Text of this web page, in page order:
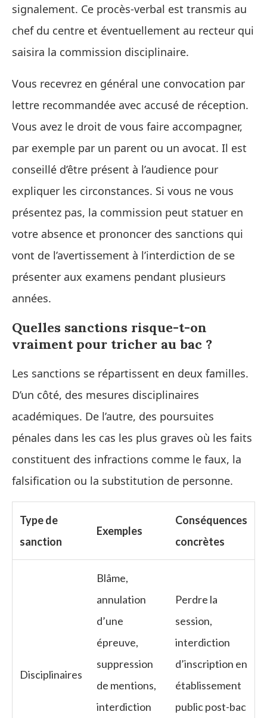
signalement. Ce procès-verbal est transmis au
chef du centre et éventuellement au recteur qui
saisira la commission disciplinaire.
Vous recevrez en général une convocation par
lettre recommandée avec accusé de réception.
Vous avez le droit de vous faire accompagner,
par exemple par un parent ou un avocat. Il est
conseillé d’être présent à l’audience pour
expliquer les circonstances. Si vous ne vous
présentez pas, la commission peut statuer en
votre absence et prononcer des sanctions qui
vont de l’avertissement à l’interdiction de se
présenter aux examens pendant plusieurs
années.
Quelles sanctions risque-t-on
vraiment pour tricher au bac ?
Les sanctions se répartissent en deux familles.
D’un côté, des mesures disciplinaires
académiques. De l’autre, des poursuites
pénales dans les cas les plus graves où les faits
constituent des infractions comme le faux, la
falsification ou la substitution de personne.
Type de
sanction
Exemples
Conséquences
concrètes
Disciplinaires
Blâme,
annulation
d’une
épreuve,
suppression
de mentions,
interdiction
Perdre la
session,
interdiction
d’inscription en
établissement
public post-bac